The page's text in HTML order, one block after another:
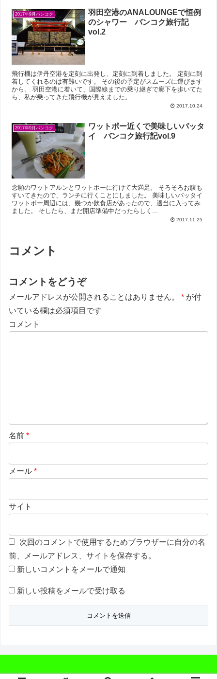
2017年9月バンコク
羽田空港のANALOUNGEで恒例
のシャワー バンコク旅行記
vol.2
飛行機は伊丹空港を定刻に出発し、定刻に到着しました。 定刻に到
着してくれるのは有難いです。 その後の予定がスムーズに運びます
から。 羽田空港に着いて、国際線までの乗り継ぎで廊下を歩いてた
ら、私が乗ってきた飛行機が見えました。 ...
2017.10.24
2017年9月バンコク
ワットポー近くで美味しいパッタ
イ バンコク旅行記vol.9
念願のワットアルンとワットポーに行けて大満足。 そろそろお腹も
すいてきたので、ランチに行くことにしました。 美味しいパッタイ
ワットポー周辺には、幾つか飲食店があったので、適当に入ってみ
ました。 そしたら、まだ開店準備中だったらしく...
2017.11.25
コメント
コメントをどうぞ
メールアドレスが公開されることはありません。 * が付
いている欄は必須項目です
コメント
名前*
メール*
サイト
次回のコメントで使用するためブラウザーに自分の名
前、メールアドレス、サイトを保存する。
新しいコメントをメールで通知
新しい投稿をメールで受け取る